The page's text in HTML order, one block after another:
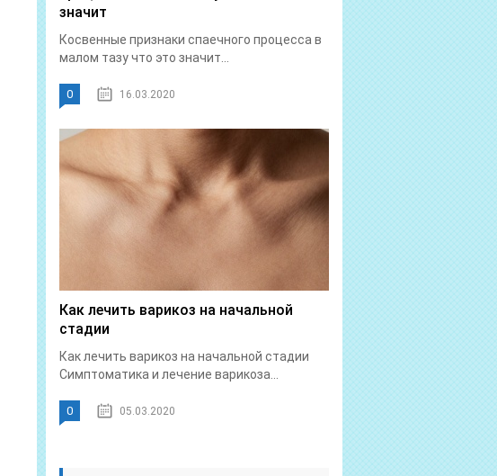
значит
Косвенные признаки спаечного процесса в
малом тазу что это значит...
0 16.03.2020
Как лечить варикоз на начальной
стадии
Как лечить варикоз на начальной стадии
Симптоматика и лечение варикоза...
0 05.03.2020